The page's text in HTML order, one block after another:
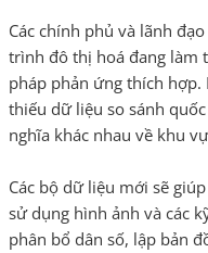
Các chính phủ và lãnh
trình đô thị hoá đang làm
pháp phản ứng thích
thiếu dữ liệu so sánh
nghĩa khác nhau về khu
Các bộ dữ liệu mới sẽ
sử dụng hình ảnh và các
phân bổ dân số, lập bản